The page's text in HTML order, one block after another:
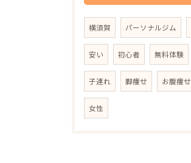
横須賀 パーソナルジム
安い 初心者 無料体験
子連れ 脚痩せ お腹痩せ
女性